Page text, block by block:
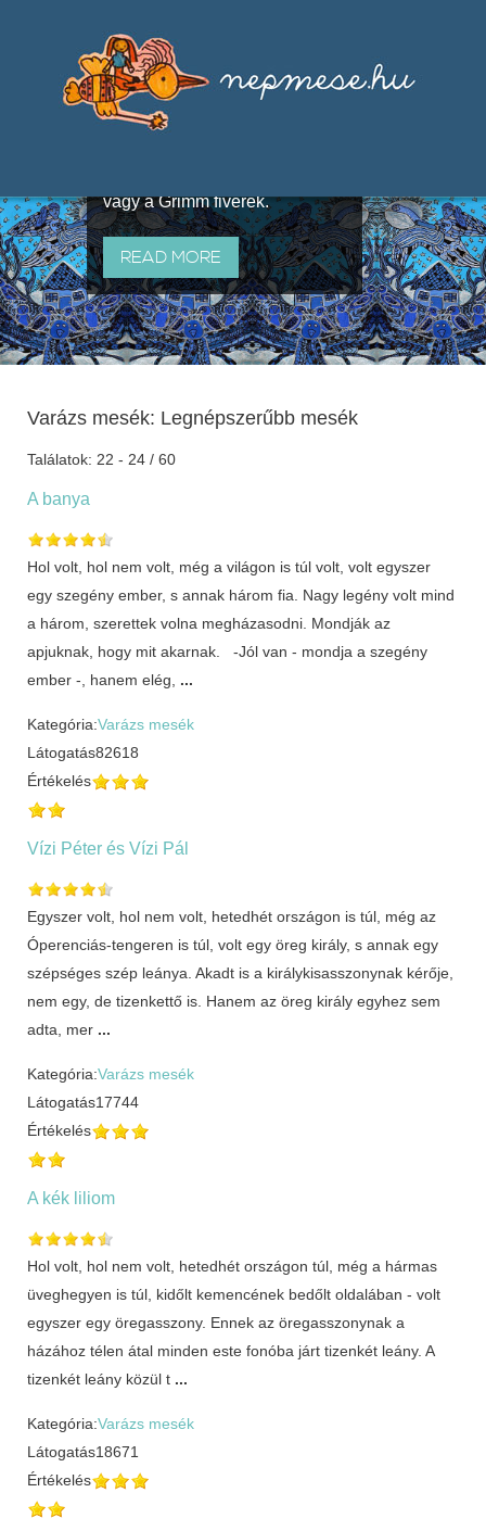
útján terjedő elbeszélésekből,
melyeket olyan ismert gyűjtők
állítottak össze, mint Benedek
vagy a Grimm fivérek.
READ MORE
Varázs mesék: Legnépszerűbb mesék
Találatok: 22 - 24 / 60
A banya
Hol volt, hol nem volt, még a világon is túl volt, volt egyszer
egy szegény ember, s annak három fia. Nagy legény volt mind
a három, szerettek volna megházasodni. Mondják az
apjuknak, hogy mit akarnak. -Jól van - mondja a szegény
ember -, hanem elég, ...
Kategória:Varázs mesék
Látogatás82618
Értékelés
Vízi Péter és Vízi Pál
Egyszer volt, hol nem volt, hetedhét országon is túl, még az
Óperenciás-tengeren is túl, volt egy öreg király, s annak egy
szépséges szép leánya. Akadt is a királykisasszonynak kérője,
nem egy, de tizenkettő is. Hanem az öreg király egyhez sem
adta, mer ...
Kategória:Varázs mesék
Látogatás17744
Értékelés
A kék liliom
Hol volt, hol nem volt, hetedhét országon túl, még a hármas
üveghegyen is túl, kidőlt kemencének bedőlt oldalában - volt
egyszer egy öregasszony. Ennek az öregasszonynak a
házához télen átal minden este fonóba járt tizenkét leány. A
tizenkét leány közül t ...
Kategória:Varázs mesék
Látogatás18671
Értékelés